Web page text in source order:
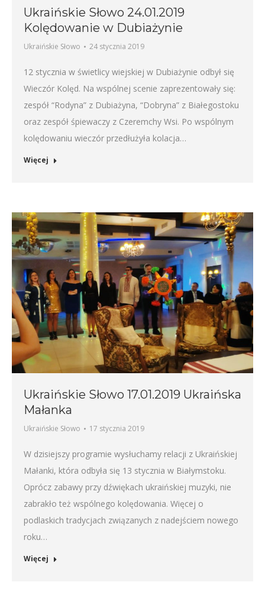
Ukraińskie Słowo 24.01.2019
Kolędowanie w Dubiażynie
Ukraińskie Słowo 24 stycznia 2019
12 stycznia w świetlicy wiejskiej w Dubiażynie odbył się
Wieczór Kolęd. Na wspólnej scenie zaprezentowały się:
zespół “Rodyna” z Dubiażyna, “Dobryna” z Białegostoku
oraz zespół śpiewaczy z Czeremchy Wsi. Po wspólnym
kolędowaniu wieczór przedłużyła kolacja…
Więcej
Ukraińskie Słowo 17.01.2019 Ukraińska
Małanka
Ukraińskie Słowo 17 stycznia 2019
W dzisiejszy programie wysłuchamy relacji z Ukraińskiej
Małanki, która odbyła się 13 stycznia w Białymstoku.
Oprócz zabawy przy dźwiękach ukraińskiej muzyki, nie
zabrakło też wspólnego kolędowania. Więcej o
podlaskich tradycjach związanych z nadejściem nowego
roku…
Więcej